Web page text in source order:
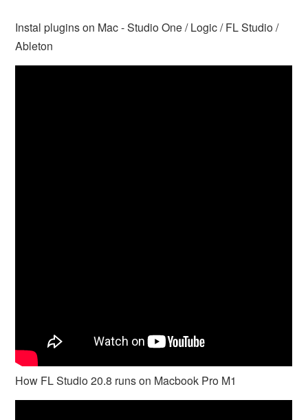
Instal plugins on Mac - Studio One / Logic / FL Studio /
Ableton
How FL Studio 20.8 runs on Macbook Pro M1